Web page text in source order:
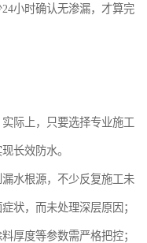
小时确认无渗漏，才算完
际上，只要选择专业施工
长效防水。
水根源，不少反复施工未
状，而未处理深层原因；
厚度等参数需严格把控；